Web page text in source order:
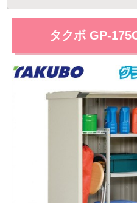
タクボ GP-